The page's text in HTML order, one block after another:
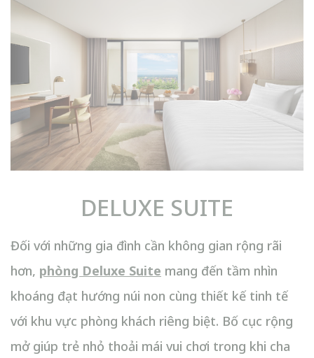
DELUXE SUITE
Đối với những gia đình cần không gian rộng rãi
hơn, phòng Deluxe Suite mang đến tầm nhìn
khoáng đạt hướng núi non cùng thiết kế tinh tế
với khu vực phòng khách riêng biệt. Bố cục rộng
mở giúp trẻ nhỏ thoải mái vui chơi trong khi cha